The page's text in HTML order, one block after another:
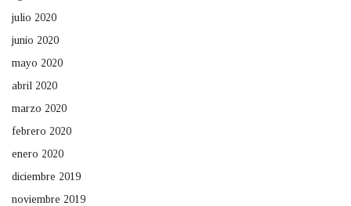
julio 2020
junio 2020
mayo 2020
abril 2020
marzo 2020
febrero 2020
enero 2020
diciembre 2019
noviembre 2019